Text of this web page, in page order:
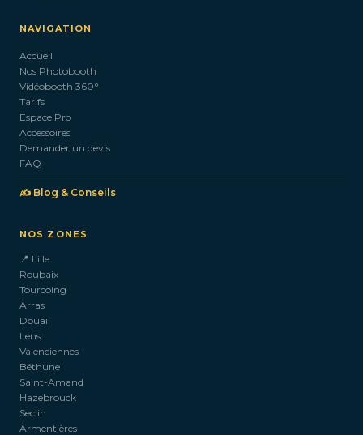
NAVIGATION
Accueil
Nos Photobooth
Vidéobooth 360°
Tarifs
Espace Pro
Accessoires
Demander un devis
FAQ
✍️ Blog & Conseils
NOS ZONES
📍 Lille
Roubaix
Tourcoing
Arras
Douai
Lens
Valenciennes
Béthune
Saint-Amand
Hazebrouck
Seclin
Armentières